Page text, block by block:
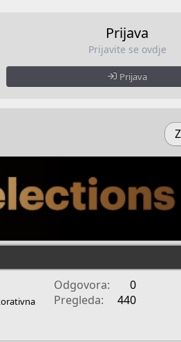
Prijava
Prijavite se ovdje
Prijava
Odgovora
0
Pregleda
440